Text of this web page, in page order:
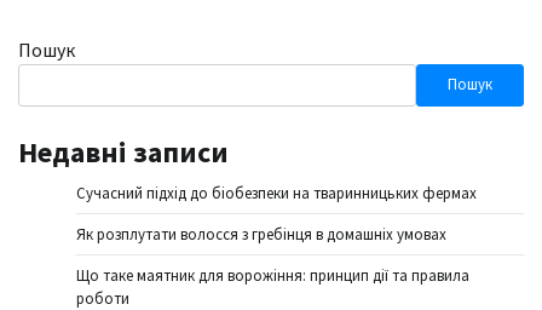
Пошук
Пошук
Недавні записи
Сучасний підхід до біобезпеки на тваринницьких фермах
Як розплутати волосся з гребінця в домашніх умовах
Що таке маятник для ворожіння: принцип дії та правила
роботи